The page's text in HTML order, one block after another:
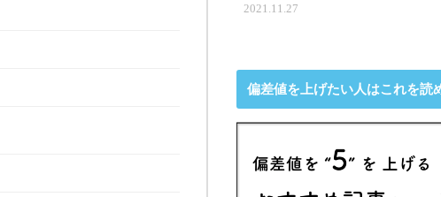
2021.11.27
偏差値を上げたい人はこれを読